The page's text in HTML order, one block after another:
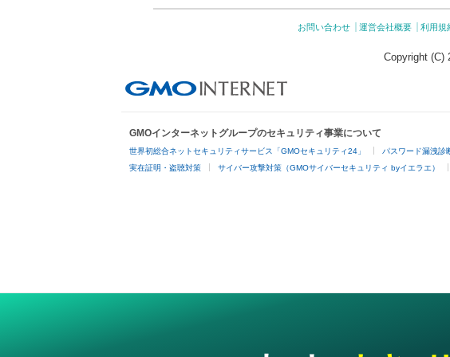
お問い合わせ 運営会社概要 利用規
Copyright (C)
GMOインターネットグループのセキュリティ事業について
世界初総合ネットセキュリティサービス「GMOセキュリティ24」 パスワード漏洩診
実在証明・盗聴対策 サイバー攻撃対策（GMOサイバーセキュリティ byイエラエ）